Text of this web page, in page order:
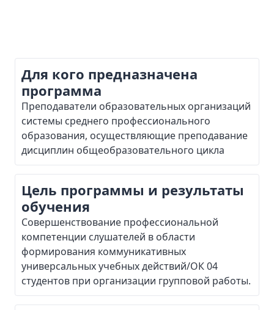
Для кого предназначена
программа
Преподаватели образовательных организаций
системы среднего профессионального
образования, осуществляющие преподавание
дисциплин общеобразовательного цикла
Цель программы и результаты
обучения
Совершенствование профессиональной
компетенции слушателей в области
формирования коммуникативных
универсальных учебных действий/ОК 04
студентов при организации групповой работы.